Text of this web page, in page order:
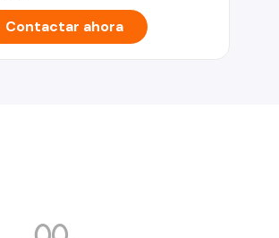
Contactar ahora